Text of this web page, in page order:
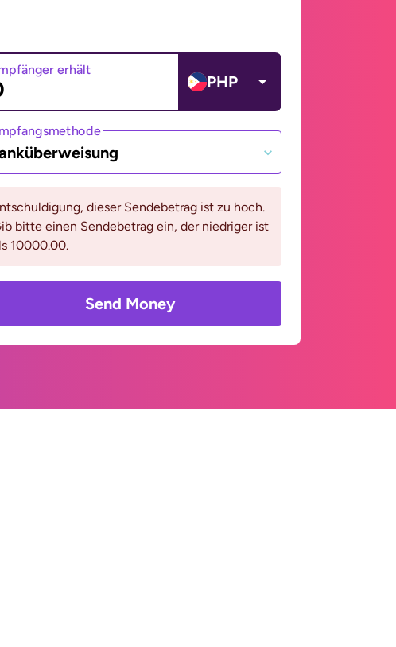
erhält
PHP
dieser Sendebetrag ist zu hoch.
bitte einen Sendebetrag ein, der niedriger ist
10000.00.
Send Money